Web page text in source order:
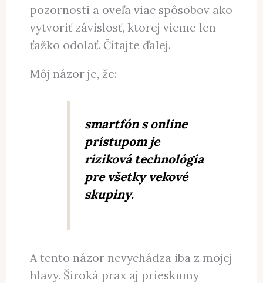
pozornosti a oveľa viac spôsobov ako
vytvoriť závislosť, ktorej vieme len
ťažko odolať. Čítajte ďalej.
Môj názor je, že:
smartfón s online
prístupom je
riziková technológia
pre všetky vekové
skupiny.
A tento názor nevychádza iba z mojej
hlavy. Široká prax aj prieskumy